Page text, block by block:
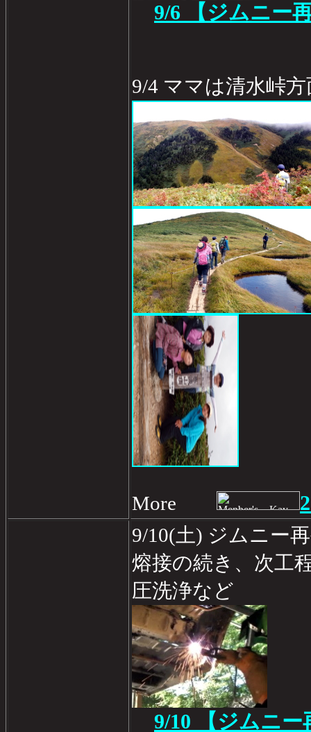
9/6 【ジムニー
9/4 ママは清水峠
More
9/10(土) ジムニー
熔接の続き、次工
圧洗浄など
9/10 【ジムニー